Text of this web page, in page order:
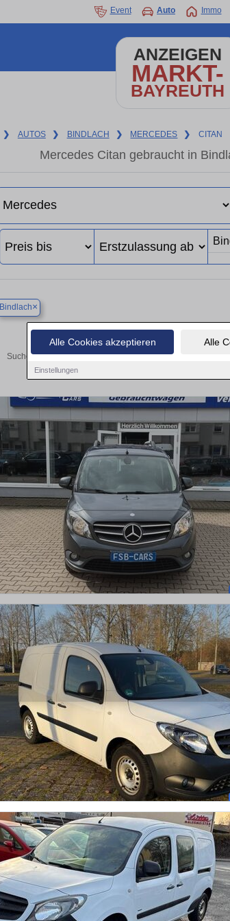
Alle Cookies akzeptieren Alle
Einstellungen
Event Auto Immo
ANZEIGEN
MARKT-
BAYREUTH
❯ AUTOS ❯ BINDLACH ❯ MERCEDES ❯ CITAN
Mercedes Citan gebraucht in
Bindlach×
Finden Sie in
Suchen Sie in Bindlach einen Mercedes Citan